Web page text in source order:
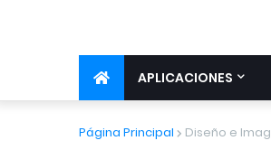
APLICACIONES
Página Principal Diseño e